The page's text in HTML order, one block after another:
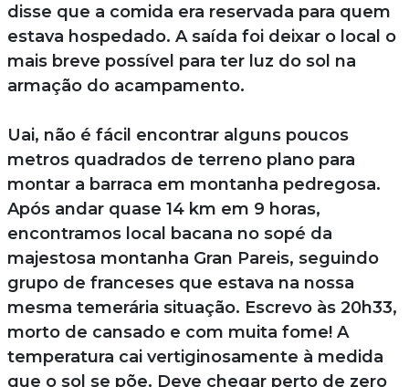
disse que a comida era reservada para quem
estava hospedado. A saída foi deixar o local o
mais breve possível para ter luz do sol na
armação do acampamento.
Uai, não é fácil encontrar alguns poucos
metros quadrados de terreno plano para
montar a barraca em montanha pedregosa.
Após andar quase 14 km em 9 horas,
encontramos local bacana no sopé da
majestosa montanha Gran Pareis, seguindo
grupo de franceses que estava na nossa
mesma temerária situação. Escrevo às 20h33,
morto de cansado e com muita fome! A
temperatura cai vertiginosamente à medida
que o sol se põe. Deve chegar perto de zero